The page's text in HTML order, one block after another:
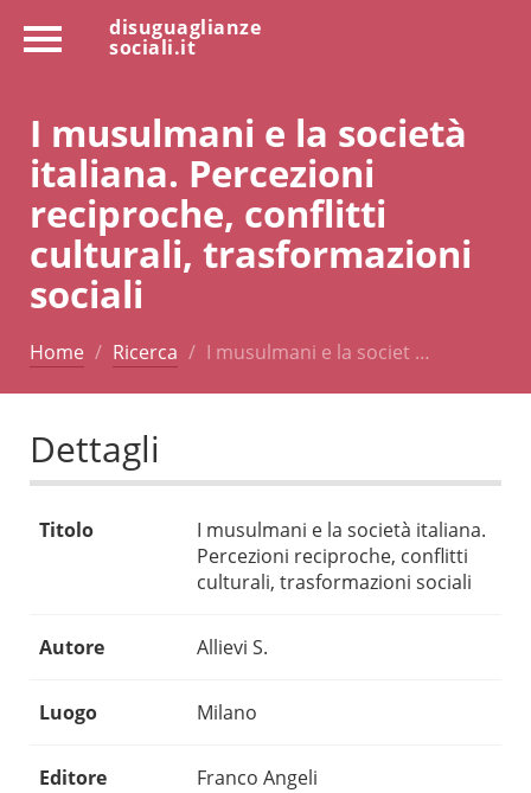
disuguaglianze
sociali.it
I musulmani e la società
italiana. Percezioni
reciproche, conflitti
culturali, trasformazioni
sociali
Home Ricerca I musulmani e la societ …
Dettagli
Titolo
I musulmani e la società italiana.
Percezioni reciproche, conflitti
culturali, trasformazioni sociali
Autore Allievi S.
Luogo Milano
Editore Franco Angeli